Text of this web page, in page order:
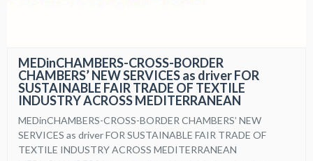
MEDinCHAMBERS-CROSS-BORDER
CHAMBERS’ NEW SERVICES as driver FOR
SUSTAINABLE FAIR TRADE OF TEXTILE
INDUSTRY ACROSS MEDITERRANEAN
MEDinCHAMBERS-CROSS-BORDER CHAMBERS’ NEW
SERVICES as driver FOR SUSTAINABLE FAIR TRADE OF
TEXTILE INDUSTRY ACROSS MEDITERRANEAN